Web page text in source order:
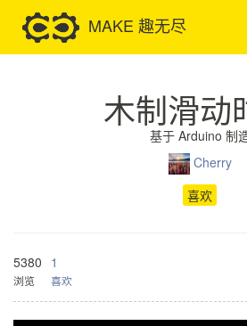
MAKE 趣无尽
木制滑动
基于 Arduino 制
Cherry
喜欢
5380
浏览
1
喜欢